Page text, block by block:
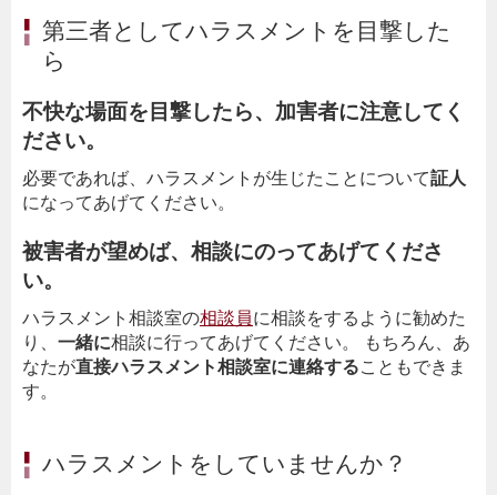
第三者としてハラスメントを目撃した
ら
不快な場面を目撃したら、加害者に注意してく
ださい。
必要であれば、ハラスメントが生じたことについて証人
になってあげてください。
被害者が望めば、相談にのってあげてくださ
い。
ハラスメント相談室の相談員に相談をするように勧めた
り、 一緒に相談に行ってあげてください。 もちろん、あ
なたが直接ハラスメント相談室に連絡することもできま
す。
ハラスメントをしていませんか？